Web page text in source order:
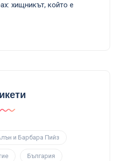
хищникът, който е
и Барбара Пийз
България